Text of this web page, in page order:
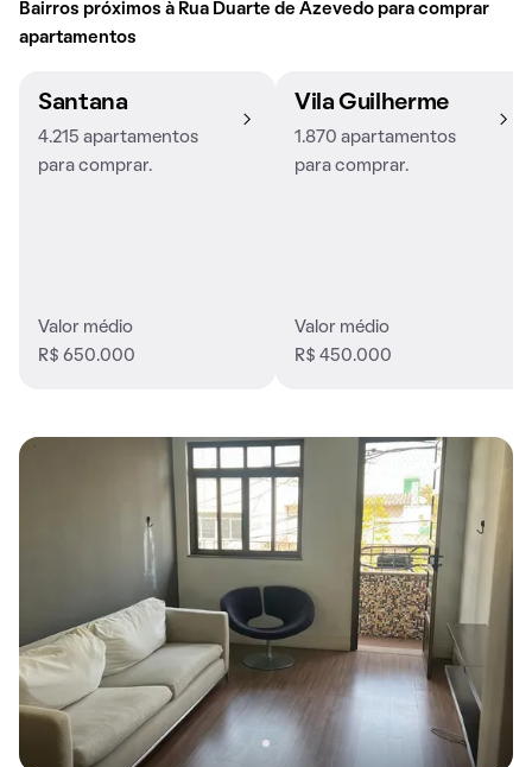
Bairros próximos à Rua Duarte de Azevedo para comprar
apartamentos
Santana
4.215 apartamentos
para comprar.
Valor médio
R$ 650.000
Vila Guilherme
1.870 apartamentos
para comprar.
Valor médio
R$ 450.000